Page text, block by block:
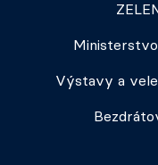
Výstavy a